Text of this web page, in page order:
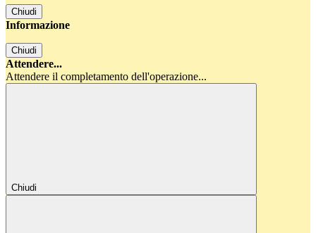
Chiudi
Informazione
Chiudi
Attendere...
Attendere il completamento dell'operazione...
Chiudi